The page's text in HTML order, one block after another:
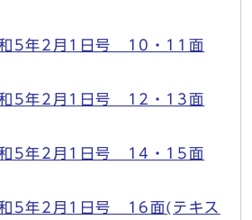
5年2月1日号 10・11面
5年2月1日号 12・13面
5年2月1日号 14・15面
5年2月1日号 16面(テキス